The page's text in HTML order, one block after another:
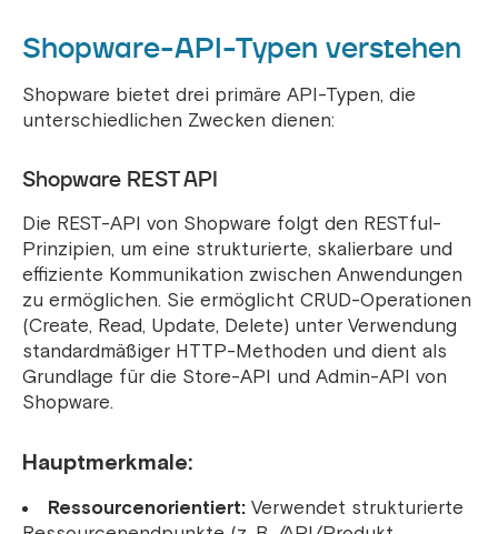
Shopware-API-Typen verstehen
Shopware bietet drei primäre API-Typen, die
unterschiedlichen Zwecken dienen:
Shopware REST API
Die REST-API von Shopware folgt den RESTful-
Prinzipien, um eine strukturierte, skalierbare und
effiziente Kommunikation zwischen Anwendungen
zu ermöglichen. Sie ermöglicht CRUD-Operationen
(Create, Read, Update, Delete) unter Verwendung
standardmäßiger HTTP-Methoden und dient als
Grundlage für die Store-API und Admin-API von
Shopware.
Hauptmerkmale:
Ressourcenorientiert: Verwendet strukturierte